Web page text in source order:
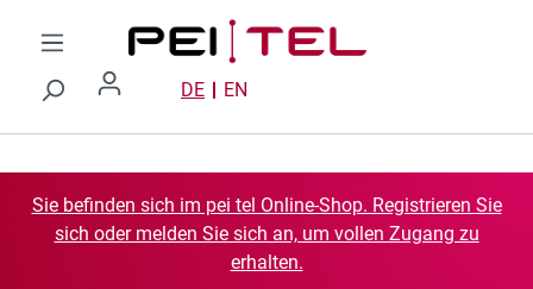
Zum Hauptinhalt springen
DE EN
Sie befinden sich im pei tel Online-Shop. Registrieren Sie
sich oder melden Sie sich an, um vollen Zugang zu
erhalten.